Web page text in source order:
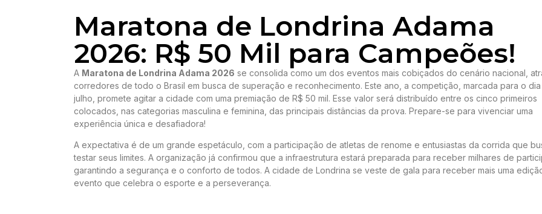
Maratona de Londrina Adama
2026: R$ 50 Mil para Campeões!
A Maratona de Londrina Adama 2026 se consolida como um dos eventos mais cobiçados do cenário nacional,
corredores de todo o Brasil em busca de superação e reconhecimento. Este ano, a competição, marcada para o
julho, promete agitar a cidade com uma premiação de R$ 50 mil. Esse valor será distribuído entre os cinco primeiros
colocados, nas categorias masculina e feminina, das principais distâncias da prova. Prepare-se para vivenciar uma
experiência única e desafiadora!
A expectativa é de um grande espetáculo, com a participação de atletas de renome e entusiastas da corrida que
testar seus limites. A organização já confirmou que a infraestrutura estará preparada para receber milhares de
garantindo a segurança e o conforto de todos. A cidade de Londrina se veste de gala para receber mais uma
evento que celebra o esporte e a perseverança.